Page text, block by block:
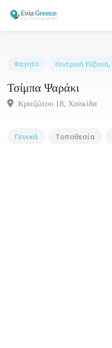
Τοποθεσία
Φαγητό Κεντρική Εύβοια,
Τσίμπα Ψαράκι
Κριεζώτου 18, Xαλκίδα
Γενικά Τοποθεσία